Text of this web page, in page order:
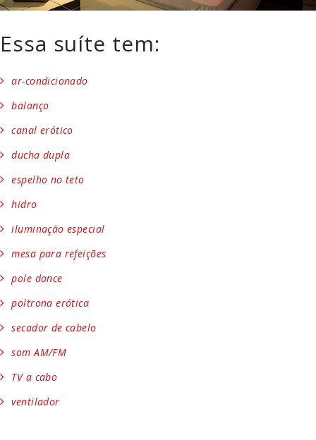
Essa suíte tem:
ar-condicionado
balanço
canal erótico
ducha dupla
espelho no teto
hidro
iluminação especial
mesa para refeições
pole dance
poltrona erótica
secador de cabelo
som AM/FM
TV a cabo
ventilador